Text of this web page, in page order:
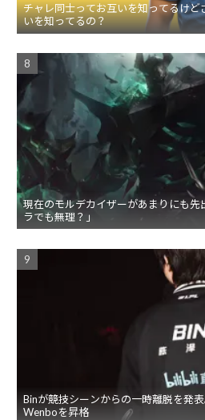
チャレ同士ってお互いを知ってるけど
いを知ってるの？
現在のモルデカイザーがあまりにも先
ラでも無理？」
Binが競技シーンからの一時離脱を発
Wenboを昇格